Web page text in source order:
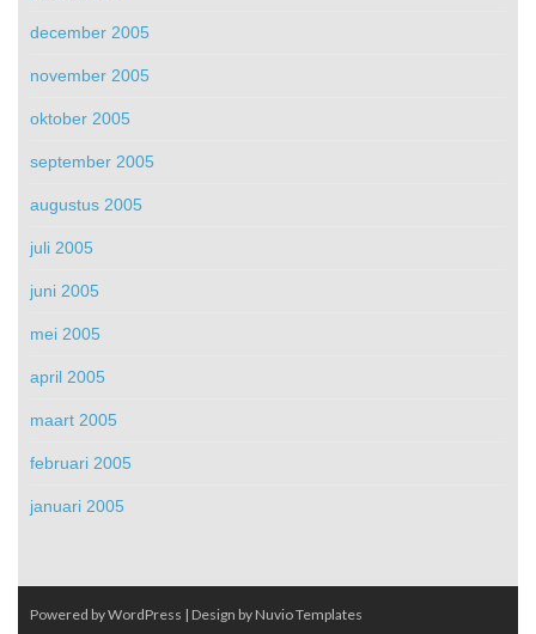
december 2005
november 2005
oktober 2005
september 2005
augustus 2005
juli 2005
juni 2005
mei 2005
april 2005
maart 2005
februari 2005
januari 2005
Powered by WordPress | Design by Nuvio Templates